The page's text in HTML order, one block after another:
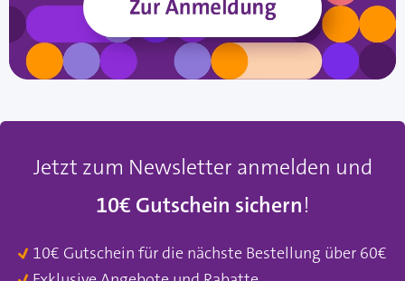
Jetzt zum Newsletter anmelden und
10€ Gutschein sichern!
10€ Gutschein für die nächste Bestellung über 60€